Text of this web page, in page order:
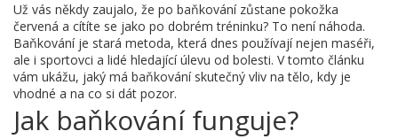
Už vás někdy zaujalo, že po baňkování zůstane pokožka
červená a cítíte se jako po dobrém tréninku? To není náhoda.
Baňkování je stará metoda, která dnes používají nejen maséři,
ale i sportovci a lidé hledající úlevu od bolesti. V tomto článku
vám ukážu, jaký má baňkování skutečný vliv na tělo, kdy je
vhodné a na co si dát pozor.
Jak baňkování funguje?